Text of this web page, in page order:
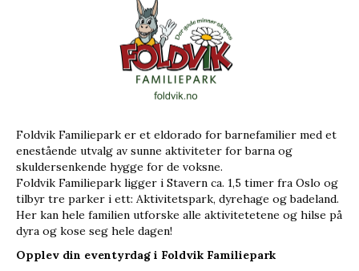
Foldvik Familiepark er et eldorado for barnefamilier med et
enestående utvalg av sunne aktiviteter for barna og
skuldersenkende hygge for de voksne.
Foldvik Familiepark ligger i Stavern ca. 1,5 timer fra Oslo og
tilbyr tre parker i ett: Aktivitetspark, dyrehage og badeland.
Her kan hele familien utforske alle aktivitetetene og hilse på
dyra og kose seg hele dagen!
Opplev din eventyrdag i Foldvik Familiepark